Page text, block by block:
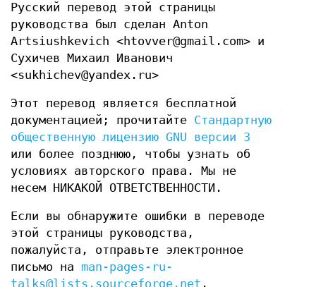
Русский перевод этой страницы
руководства был сделан Anton
Artsiushkevich <htovver@gmail.com> и
Сухичев Михаил Иванович
<sukhichev@yandex.ru>
Этот перевод является бесплатной
документацией; прочитайте Стандартную
общественную лицензию GNU версии 3
или более позднюю, чтобы узнать об
условиях авторского права. Мы не
несем НИКАКОЙ ОТВЕТСТВЕННОСТИ.
Если вы обнаружите ошибки в переводе
этой страницы руководства,
пожалуйста, отправьте электронное
письмо на man-pages-ru-
talks@lists.sourceforge.net .